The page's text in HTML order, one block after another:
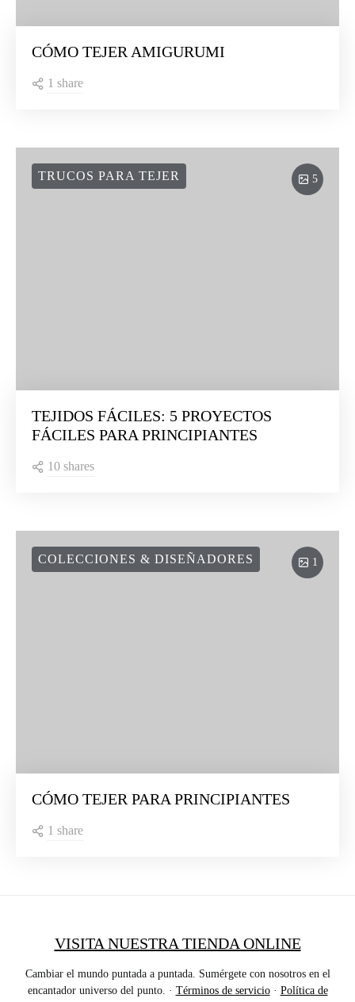
CÓMO TEJER AMIGURUMI
1 share
5
TRUCOS PARA TEJER
TEJIDOS FÁCILES: 5 PROYECTOS
FÁCILES PARA PRINCIPIANTES
10 shares
1
COLECCIONES & DISEÑADORES
CÓMO TEJER PARA PRINCIPIANTES
1 share
VISITA NUESTRA TIENDA ONLINE
Cambiar el mundo puntada a puntada. Sumérgete con nosotros en el
encantador universo del punto. · Términos de servicio· Política de